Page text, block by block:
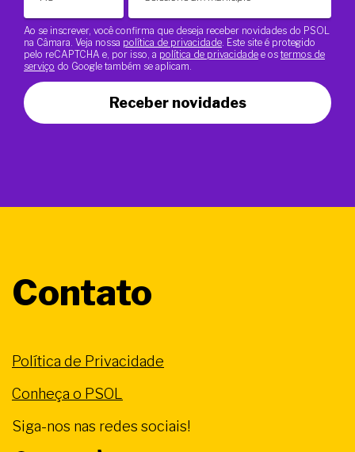
Ao se inscrever, você confirma que deseja receber novidades do PSOL
na Câmara. Veja nossa política de privacidade. Este site é protegido
pelo reCAPTCHA e, por isso, a política de privacidade e os termos de
serviço do Google também se aplicam.
Receber novidades
Contato
Política de Privacidade
Conheça o PSOL
Siga-nos nas redes sociais!